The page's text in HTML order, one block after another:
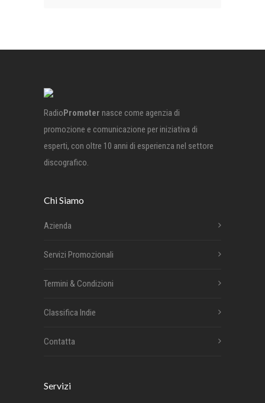
RadioPromoter nasce come agenzia di
promozione e comunicazione per iniziativa di
esperti, con oltre 10 anni di esperienza nel settore
discografico.
Chi Siamo
Azienda
Servizi Promozionali
Termini & Condizioni
Classifica Indie
Contatta
Servizi